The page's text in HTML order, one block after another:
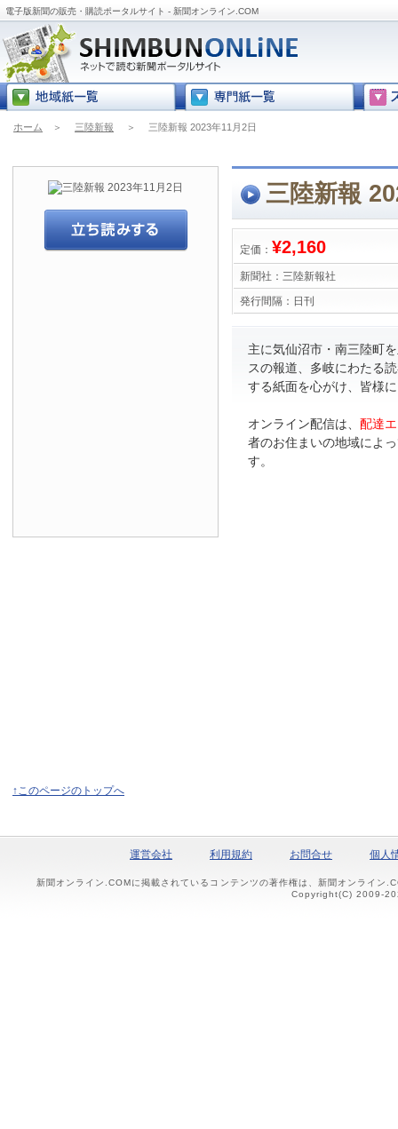
電子版新聞の販売・購読ポータルサイト - 新聞オンライン.COM
ホーム ＞ 三陸新報 ＞ 三陸新報 2023年11月2日
三陸新報
定価： ¥2,160
新聞社： 三陸新報社
発行間隔： 日刊
主に気仙沼市・南三陸町
スの報道、多岐にわたる
する紙面を心がけ、皆様
オンライン配信は、 配達
者のお住まいの地域によ
す。
↑このページのトップへ
運営会社 利用規約 お問合せ 個人
新聞オンライン.COMに掲載されているコンテンツの著作権は、新聞オンライン
Copyright(C) 2009-